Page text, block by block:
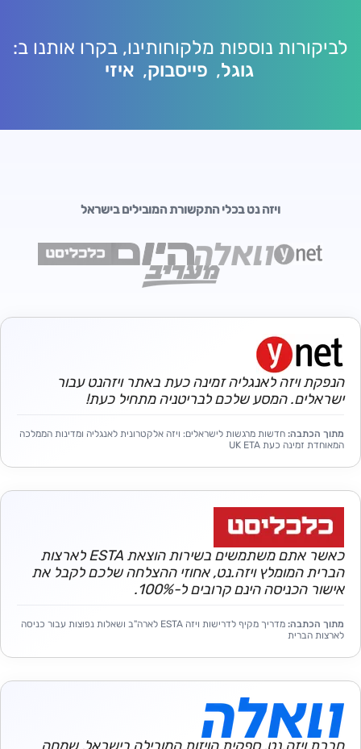
לביקורות נוספות מלקוחותינו, בקרו אותנו ב:
גוגל, פייסבוק, איזי
ויזה נט בכלי התקשורת המובילים בישראל
הנפקת ויזה לאנגליה זמינה כעת באתר ויזהנט עבור
ישראלים. המסע שלכם לבריטניה מתחיל כעת!
מתוך הכתבה: חדשות מרגשות לישראלים: ויזה אלקטרונית לאנגליה ומדינות הממלכה
המאוחדת זמינה כעת UK ETA
כאשר אתם משתמשים בשירות הוצאת ESTA לארצות
הברית המומלץ ויזה.נט, אחוזי ההצלחה שלכם לקבל את
אישור הכניסה הינם קרובים ל-100%.
מתוך הכתבה:
מדריך מקיף לדרישות ויזה ESTA לארה"ב ושאלות נפוצות עבור כניסה
לארצות הברית